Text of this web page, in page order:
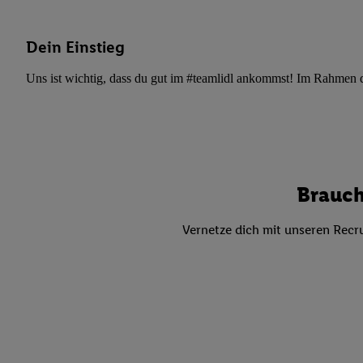
Dein Einstieg
Uns ist wichtig, dass du gut im #teamlidl ankommst! Im Rahmen
Vernetze dich mit unseren
Anzeige von
oder Zugriff auf
von Zielgruppen
reduzierter Daten